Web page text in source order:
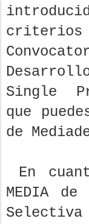
criterios
Single
que
de
En
MEDIA